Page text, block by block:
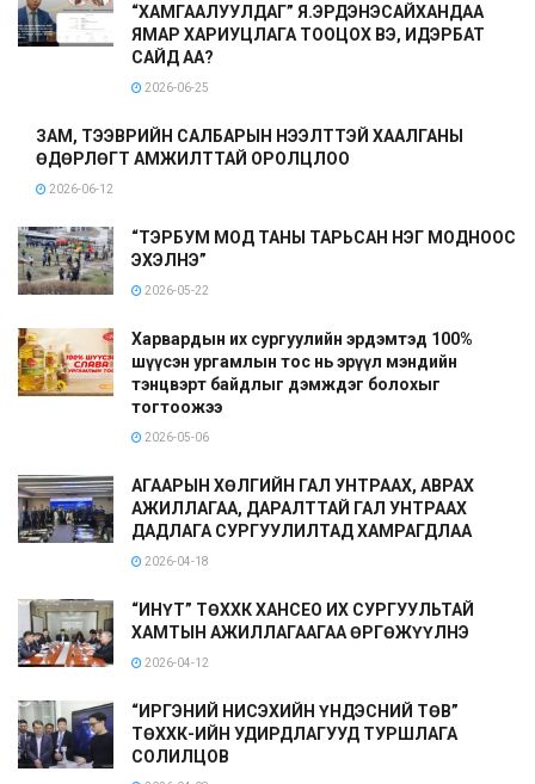
“ХАМГААЛУУЛДАГ” Я.ЭРДЭНЭСАЙХАНДАА
ЯМАР ХАРИУЦЛАГА ТООЦОХ ВЭ, ИДЭРБАТ
САЙД АА?
2026-06-25
ЗАМ, ТЭЭВРИЙН САЛБАРЫН НЭЭЛТТЭЙ ХААЛГАНЫ
ӨДӨРЛӨГТ АМЖИЛТТАЙ ОРОЛЦЛОО
2026-06-12
“ТЭРБУМ МОД ТАНЫ ТАРЬСАН НЭГ МОДНООС
ЭХЭЛНЭ”
2026-05-22
Харвардын их сургуулийн эрдэмтэд 100%
шүүсэн ургамлын тос нь эрүүл мэндийн
тэнцвэрт байдлыг дэмждэг болохыг
тогтоожээ
2026-05-06
АГААРЫН ХӨЛГИЙН ГАЛ УНТРААХ, АВРАХ
АЖИЛЛАГАА, ДАРАЛТТАЙ ГАЛ УНТРААХ
ДАДЛАГА СУРГУУЛИЛТАД ХАМРАГДЛАА
2026-04-18
“ИНҮТ” ТӨХХК ХАНСЕО ИХ СУРГУУЛЬТАЙ
ХАМТЫН АЖИЛЛАГААГАА ӨРГӨЖҮҮЛНЭ
2026-04-12
“ИРГЭНИЙ НИСЭХИЙН ҮНДЭСНИЙ ТӨВ”
ТӨХХК-ИЙН УДИРДЛАГУУД ТУРШЛАГА
СОЛИЛЦОВ